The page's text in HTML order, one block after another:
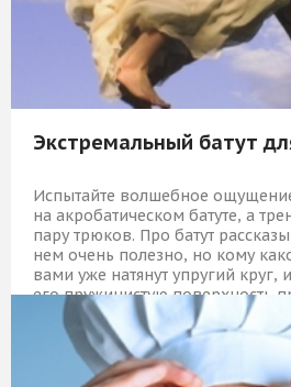
Экстремальный батут
Испытайте волшебное
на акробатическом батуте, а
пару трюков. Про батут
нем очень полезно, но кому
вами уже натянут упругий круг,
его пружинистую поверхность
оттолкнуться и улететь!
2 069 Р